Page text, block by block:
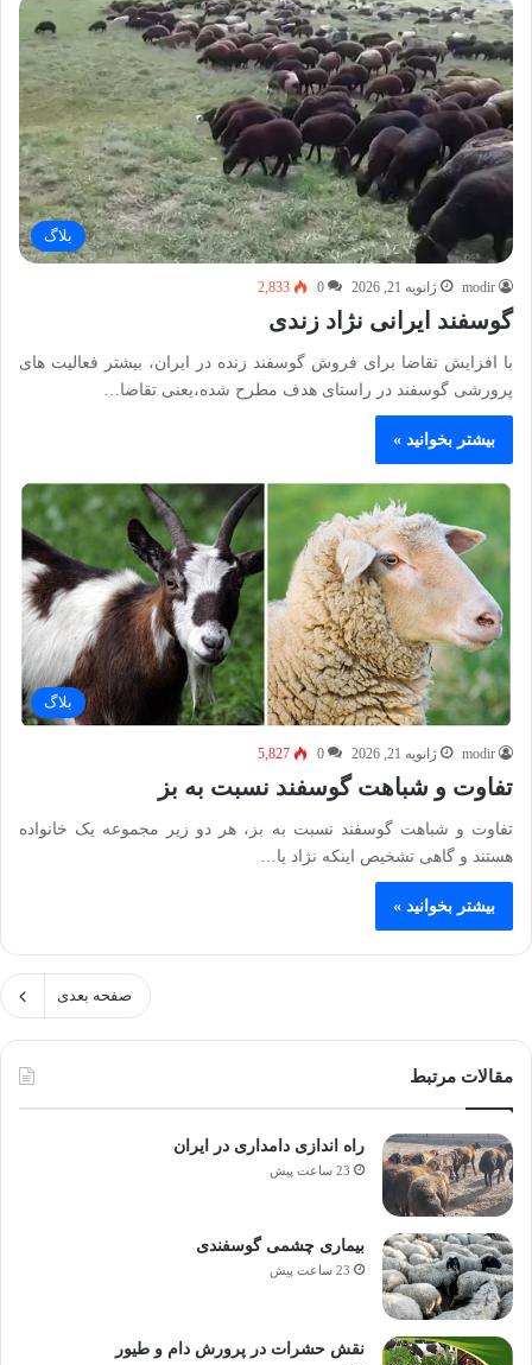
بلاگ
modir ژانویه 21, 2026 0
2,833
گوسفند ایرانی نژاد زندی
با افزایش تقاضا برای فروش گوسفند زنده در ایران، بیشتر فعالیت های
پرورشی گوسفند در راستای هدف مطرح شده،یعنی تقاضا…
بیشتر بخوانید »
بلاگ
modir ژانویه 21, 2026 0
5,827
تفاوت و شباهت گوسفند نسبت به بز
تفاوت و شباهت گوسفند نسبت به بز، هر دو زیر مجموعه یک خانواده
هستند و گاهی تشخیص اینکه نژاد یا…
بیشتر بخوانید »
صفحه بعدی
مقالات مرتبط
راه اندازی دامداری در ایران
23 ساعت پیش
بیماری چشمی گوسفندی
23 ساعت پیش
نقش حشرات در پرورش دام و طیور